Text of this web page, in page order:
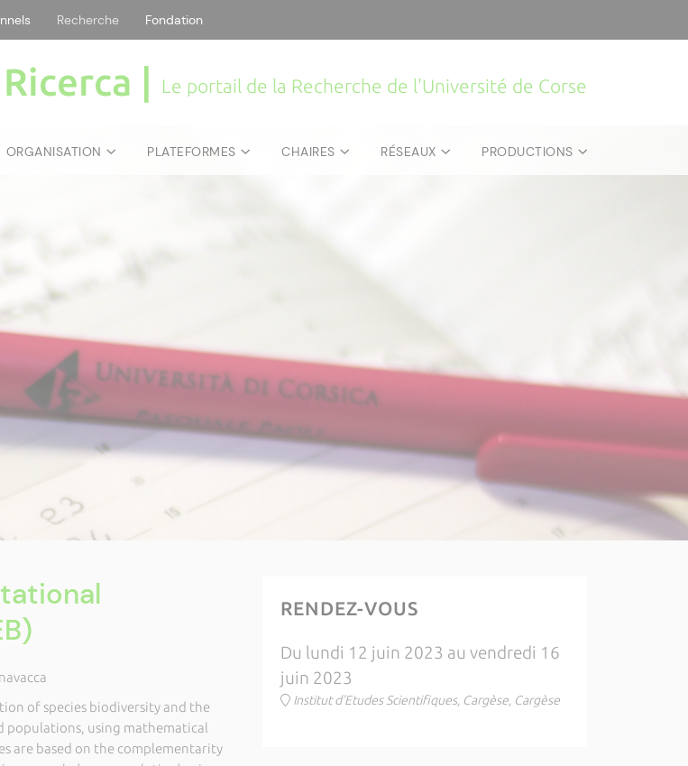
Recherche Fondation
| Le portail de la Recherche de l'Université de Corse
ORGANISATION PLATEFORMES CHAIRES RÉSEAUX PRODUCTIONS
of species biodiversity and the
using mathematical
are based on the complementarity
RENDEZ-VOUS
Du lundi 12 juin 2023 au vendredi 16
juin 2023
Institut d'Etudes Scientifiques, Cargèse, Cargèse